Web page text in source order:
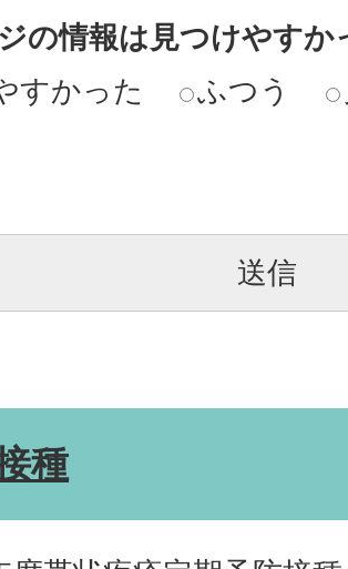
の情報は見つけやすか
すかった
ふつう
種